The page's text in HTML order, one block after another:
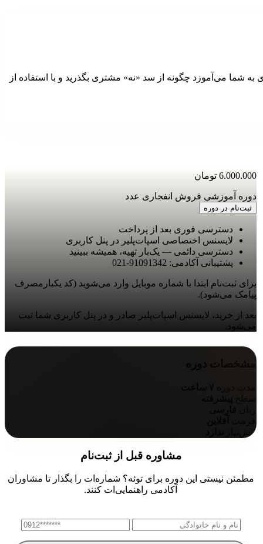
شما می‌آموزد چگونه از سد «نه» مشتری بگذرید و با استفاده از
6.000.000 تومان
دوره آموزشی فروش انفجاری عدد
ثبت‌نام در دوره
دسترسی فوری بعد از پرداخت
لایسنس اختصاصی اسپات‌پلیر در پنل کاربری
دسترسی دائمی — یک‌بار تهیه، همیشه ببینید
پشتیبانی آکادمی: 021-91091342
برای ثبت‌نام ابتدا با شماره موبایل وارد می‌شوید (کد یکبارمصرف
پیامک می‌شود).
بعد از خرید، لایسنس اسپات‌پلیر صادر و در پنل کاربری شما ثبت
می‌شود.
مشخصات دوره
پیش‌نیاز
مشاوره قبل از ثبت‌نام
مطمئن نیستی این دوره برای توئه؟ شماره‌ات را بگذار تا مشاوران
آکادمی راهنمایی‌ات کنند.